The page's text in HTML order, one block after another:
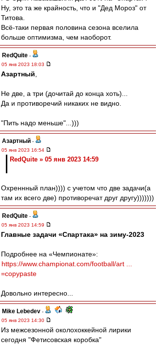
Ну, это та же крайность, что и "Дед Мороз" от
Титова.
Всё-таки первая половина сезона вселила
больше оптимизма, чем наоборот.
RedQuite -
05 янв 2023 18:03
Азартный
Не две, а три (дочитай до конца хоть)...
Да и противоречий никаких не видно.
"Пить надо меньше"...)))
Азартный -
05 янв 2023 16:54
RedQuite » 05 янв 2023 14:59
Охреннный план)))) с учетом что две задачи(а
там их всего две) противоречат друг другу)))))))
RedQuite -
05 янв 2023 14:59
Главные задачи «Спартака» на зиму-2023
Подробнее на «Чемпионате»:
https://www.championat.com/football/art ...
=copypaste
Довольно интересно...
Mike Lebedev -
05 янв 2023 14:30
Из межсезонной околохоккейной лирики
сегодня "Фетисовская коробка"